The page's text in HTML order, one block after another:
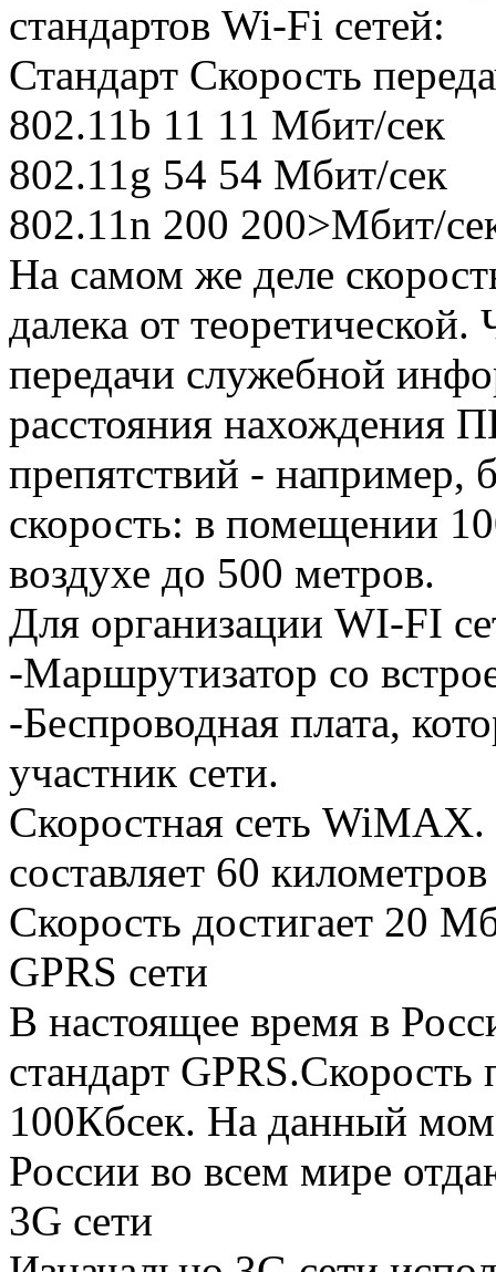
стандартов Wi-Fi сетей:
Стандарт Скорость
802.11b 11 11 Мбит/сек
802.11g 54 54 Мбит/сек
802.11n 200 200>Мбит/
На самом же деле
далека от теоретической.
передачи служебной
расстояния нахождения
препятствий - например,
скорость: в помещении
воздухе до 500 метров.
Для организации WI-FI
-Маршрутизатор со
-Беспроводная плата,
участник сети.
Скоростная сеть
составляет 60
Скорость достигает 20
GPRS сети
В настоящее время в
стандарт
100Кбсек. На данный
России во всем мире
3G сети